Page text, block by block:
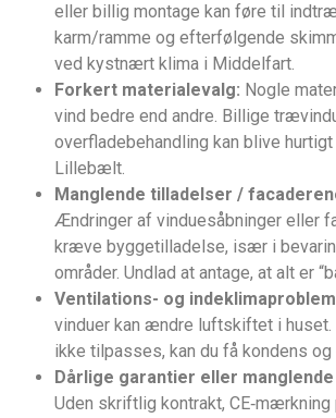
eller billig montage kan føre til
karm/ramme og efterfølgende
ved kystnært klima i Middelfart.
Forkert materialevalg: Nogle
vind bedre end andre. Billige
overfladebehandling kan blive
Lillebælt.
Manglende tilladelser /
Ændringer af vinduesåbninger eller
kræve byggetilladelse, især i
områder. Undlad at antage, at alt er
Ventilations- og
vinduer kan ændre luftskiftet i huset.
ikke tilpasses, kan du få kondens
Dårlige garantier eller
Uden skriftlig kontrakt,